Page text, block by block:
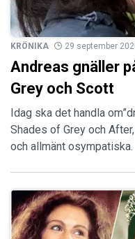
KRÖNIKA 29 september
Andreas gnäller
Grey och Scott
Idag ska det handla
Shades of Grey och
och allmänt osympatiska.